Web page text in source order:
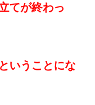
てが終わっ
いうことにな